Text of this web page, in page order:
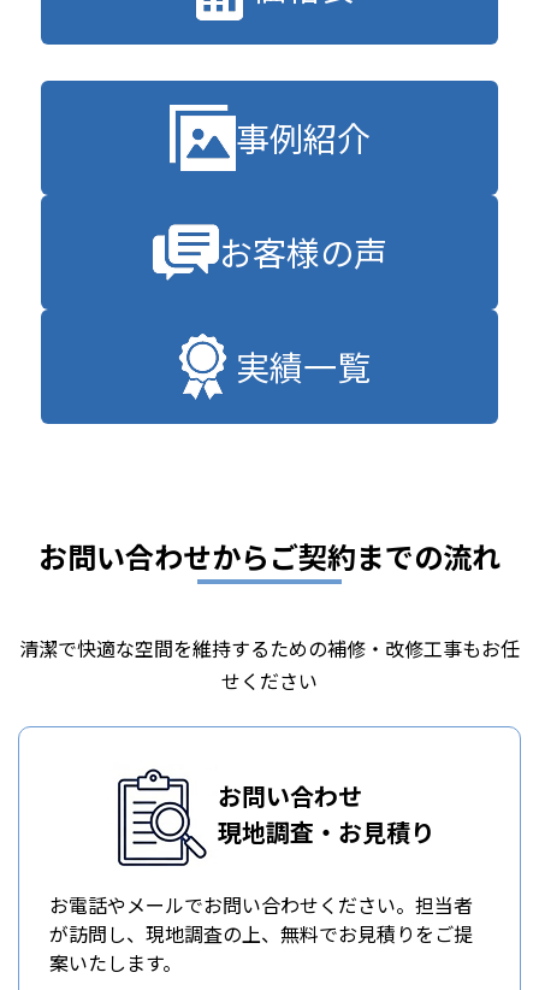
事例紹介
お客様の声
実績一覧
お問い合わせからご契約までの流れ
清潔で快適な空間を維持するための補修・改修工事もお任
せください
お問い合わせ
現地調査・お見積り
お電話やメールでお問い合わせください。担当者
が訪問し、現地調査の上、無料でお見積りをご提
案いたします。